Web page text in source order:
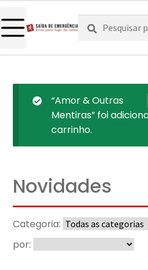
Pesquisar
por:
Pesquisa
“Amor & Outras
Mentiras” foi
carrinho.
Novidades
Categoria:
por: